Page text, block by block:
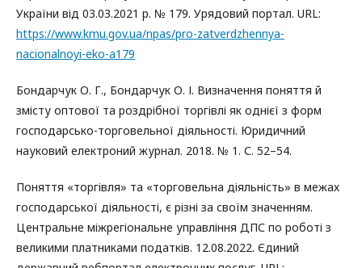
України від 03.03.2021 р. № 179. Урядовий портал. URL:
https://www.kmu.gov.ua/npas/pro-zatverdzhennya-
nacionalnoyi-eko-a179
Бондарчук О. Г., Бондарчук О. І. Визначення поняття й
змісту оптової та роздрібної торгівлі як однієї з форм
господарсько-торговельної діяльності. Юридичний
науковий електроний журнал. 2018. № 1. С. 52–54.
Поняття «торгівля» та «торговельна діяльність» в межах
господарської діяльності, є різні за своїм значенням.
Центральне міжрегіональне управління ДПС по роботі з
великими платниками податків. 12.08.2022. Єдиний